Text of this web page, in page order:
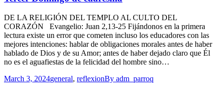
DE LA RELIGIÓN DEL TEMPLO AL CULTO DEL
CORAZÓN Evangelio: Juan 2,13-25 Fijándonos en la primera
lectura existe un error que cometen incluso los educadores con las
mejores intenciones: hablar de obligaciones morales antes de haber
hablado de Dios y de su Amor; antes de haber dejado claro que Él
no es el aguafiestas de la felicidad del hombre sino…
March 3, 2024general, reflexionBy adm_parroq